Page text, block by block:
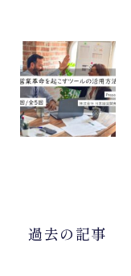
過去の記事